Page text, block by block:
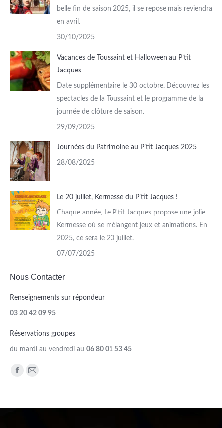
belle fin de saison 2025, il se repose mais reviendra
en avril.
30/10/2025
Vacances de Toussaint et Halloween au P’tit
Jacques
Date supplémentaire le 30 octobre. Découvrez les
spectacles de la Toussaint et le programme de la
journée de clôture de saison.
29/09/2025
Journées du Patrimoine au P’tit Jacques 2025
28/08/2025
Le 20 juillet, Kermesse du P’tit Jacques !
Chaque année, Le P'tit Jacques propose une jolie
Kermesse où se mélangent jeux et animations. En
2025, ce sera le 20 juillet.
07/07/2025
Nous Contacter
Renseignements sur répondeur
03 20 42 09 95
Réservations groupes
du mardi au vendredi au 06 80 01 53 45
Trouvez nous sur :